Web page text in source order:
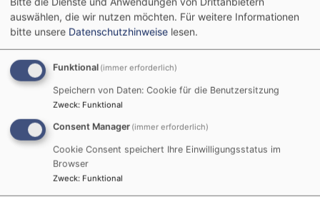
9
10
11 12 13 14
Tageslosung
Du machst fröhlich, was da lebet im Osten wie im
auswählen, die wir nutzen möchten. Für weitere Informationen
bitte unsere Datenschutzhinweise lesen.
Funktional (immer erforderlich)
Speichern von Daten: Cookie für die Benutzersitzung
Zweck: Funktional
Consent Manager (immer erforderlich)
Cookie Consent speichert Ihre Einwilligungsstatus im
Browser
Zweck: Funktional